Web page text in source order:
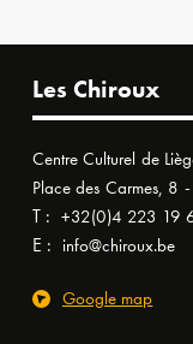
Les Chiroux
Centre Culturel de
Place des Carmes, 8
T : +32(0)4 223 19
E : info@chiroux.be
Google map